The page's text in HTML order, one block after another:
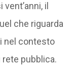
il
che riguarda
nel contesto
pubblica.